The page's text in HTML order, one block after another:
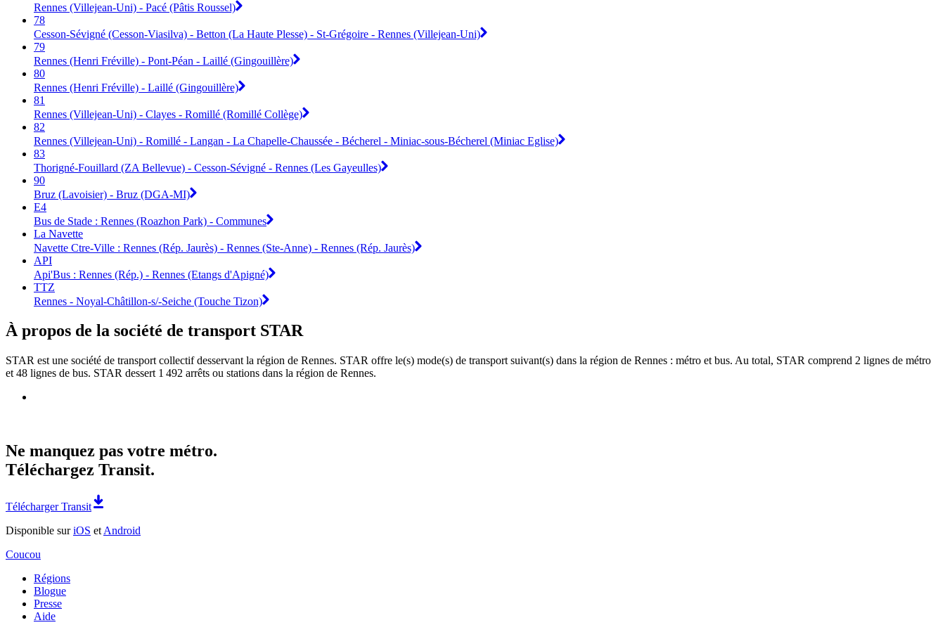
Rennes (Villejean-Uni) - Pacé (Pâtis Roussel)
78
Cesson-Sévigné (Cesson-Viasilva) - Betton (La Haute Plesse) - St-Grégoire - Rennes (Villejean-Uni)
79
Rennes (Henri Fréville) - Pont-Péan - Laillé (Gingouillère)
80
Rennes (Henri Fréville) - Laillé (Gingouillère)
81
Rennes (Villejean-Uni) - Clayes - Romillé (Romillé Collège)
82
Rennes (Villejean-Uni) - Romillé - Langan - La Chapelle-Chaussée - Bécherel - Miniac-sous-Bécherel (Miniac Eglise)
83
Thorigné-Fouillard (ZA Bellevue) - Cesson-Sévigné - Rennes (Les Gayeulles)
90
Bruz (Lavoisier) - Bruz (DGA-MI)
E4
Bus de Stade : Rennes (Roazhon Park) - Communes
La Navette
Navette Ctre-Ville : Rennes (Rép. Jaurès) - Rennes (Ste-Anne) - Rennes (Rép. Jaurès)
API
Api'Bus : Rennes (Rép.) - Rennes (Etangs d'Apigné)
TTZ
Rennes - Noyal-Châtillon-s/-Seiche (Touche Tizon)
À propos de la société de transport STAR
STAR est une société de transport collectif desservant la région de Rennes. STAR offre le(s) mode(s) de transport suivant(s) dans la région de Rennes : métro et bus. Au total, STAR comprend 2 lignes de métro
et 48 lignes de bus. STAR dessert 1 492 arrêts ou stations dans la région de Rennes.
Ne manquez pas votre métro.
Téléchargez Transit.
Télécharger Transit
Disponible suriOS et Android
Coucou
Régions
Blogue
Presse
Aide